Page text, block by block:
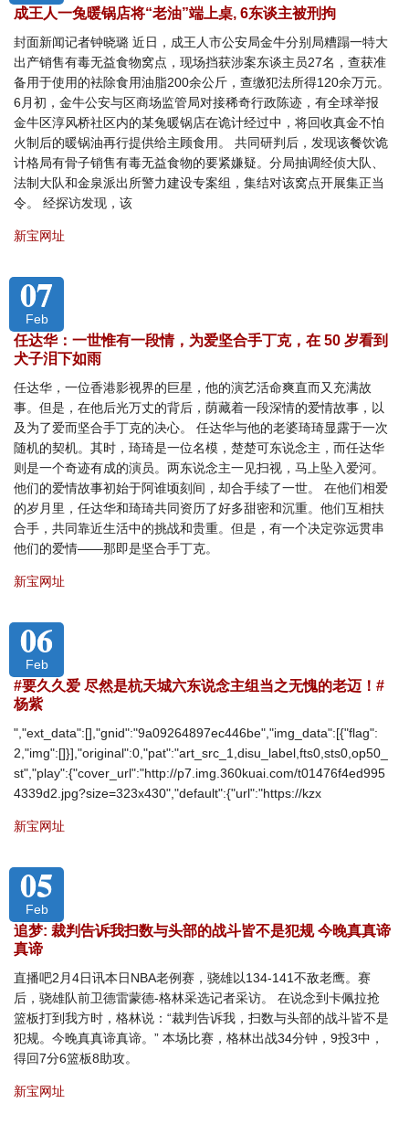
成王人一兔暖锅店将“老油”端上桌, 6东谈主被刑拘
封面新闻记者钟晓璐 近日，成王人市公安局金牛分别局糟蹋一特大
出产销售有毒无益食物窝点，现场挡获涉案东谈主员27名，查获准
备用于使用的袪除食用油脂200余公斤，查缴犯法所得120余万元。
6月初，金牛公安与区商场监管局对接稀奇行政陈迹，有全球举报
金牛区淳风桥社区内的某兔暖锅店在诡计经过中，将回收真金不怕
火制后的暖锅油再行提供给主顾食用。 共同研判后，发现该餐饮诡
计格局有骨子销售有毒无益食物的要紧嫌疑。分局抽调经侦大队、
法制大队和金泉派出所警力建设专案组，集结对该窝点开展集正当
令。 经探访发现，该
新宝网址
07
Feb
任达华：一世惟有一段情，为爱坚合手丁克，在 50 岁看到
犬子泪下如雨
任达华，一位香港影视界的巨星，他的演艺活命爽直而又充满故
事。但是，在他后光万丈的背后，荫藏着一段深情的爱情故事，以
及为了爱而坚合手丁克的决心。 任达华与他的老婆琦琦显露于一次
随机的契机。其时，琦琦是一位名模，楚楚可东说念主，而任达华
则是一个奇迹有成的演员。两东说念主一见扫视，马上坠入爱河。
他们的爱情故事初始于阿谁顷刻间，却合手续了一世。 在他们相爱
的岁月里，任达华和琦琦共同资历了好多甜密和沉重。他们互相扶
合手，共同靠近生活中的挑战和贵重。但是，有一个决定弥远贯串
他们的爱情——那即是坚合手丁克。
新宝网址
06
Feb
#要久久爱 尽然是杭天城六东说念主组当之无愧的老迈！#
杨紫
","ext_data":[],"gnid":"9a09264897ec446be","img_data":[{"flag":
2,"img":[]}],"original":0,"pat":"art_src_1,disu_label,fts0,sts0,op50_
st","play":{"cover_url":"http://p7.img.360kuai.com/t01476f4ed995
4339d2.jpg?size=323x430","default":{"url":"https://kzx
新宝网址
05
Feb
追梦: 裁判告诉我扫数与头部的战斗皆不是犯规 今晚真真谛
真谛
直播吧2月4日讯本日NBA老例赛，骁雄以134-141不敌老鹰。赛
后，骁雄队前卫德雷蒙德-格林采选记者采访。 在说念到卡佩拉抢
篮板打到我方时，格林说：“裁判告诉我，扫数与头部的战斗皆不是
犯规。今晚真真谛真谛。” 本场比赛，格林出战34分钟，9投3中，
得回7分6篮板8助攻。
新宝网址